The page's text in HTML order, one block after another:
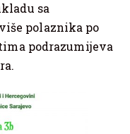
sa
polaznika po
podrazumijeva